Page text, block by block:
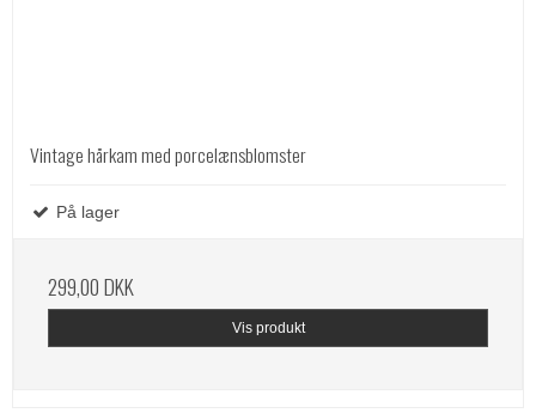
Vintage hårkam med porcelænsblomster
På lager
299,00 DKK
Vis produkt